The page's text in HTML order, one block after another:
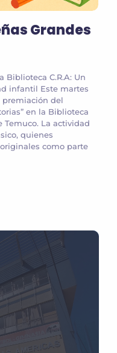
Grandes
Biblioteca C.R.A: Un
infantil Este martes
premiación del
en la Biblioteca
Temuco. La actividad
quienes
como parte